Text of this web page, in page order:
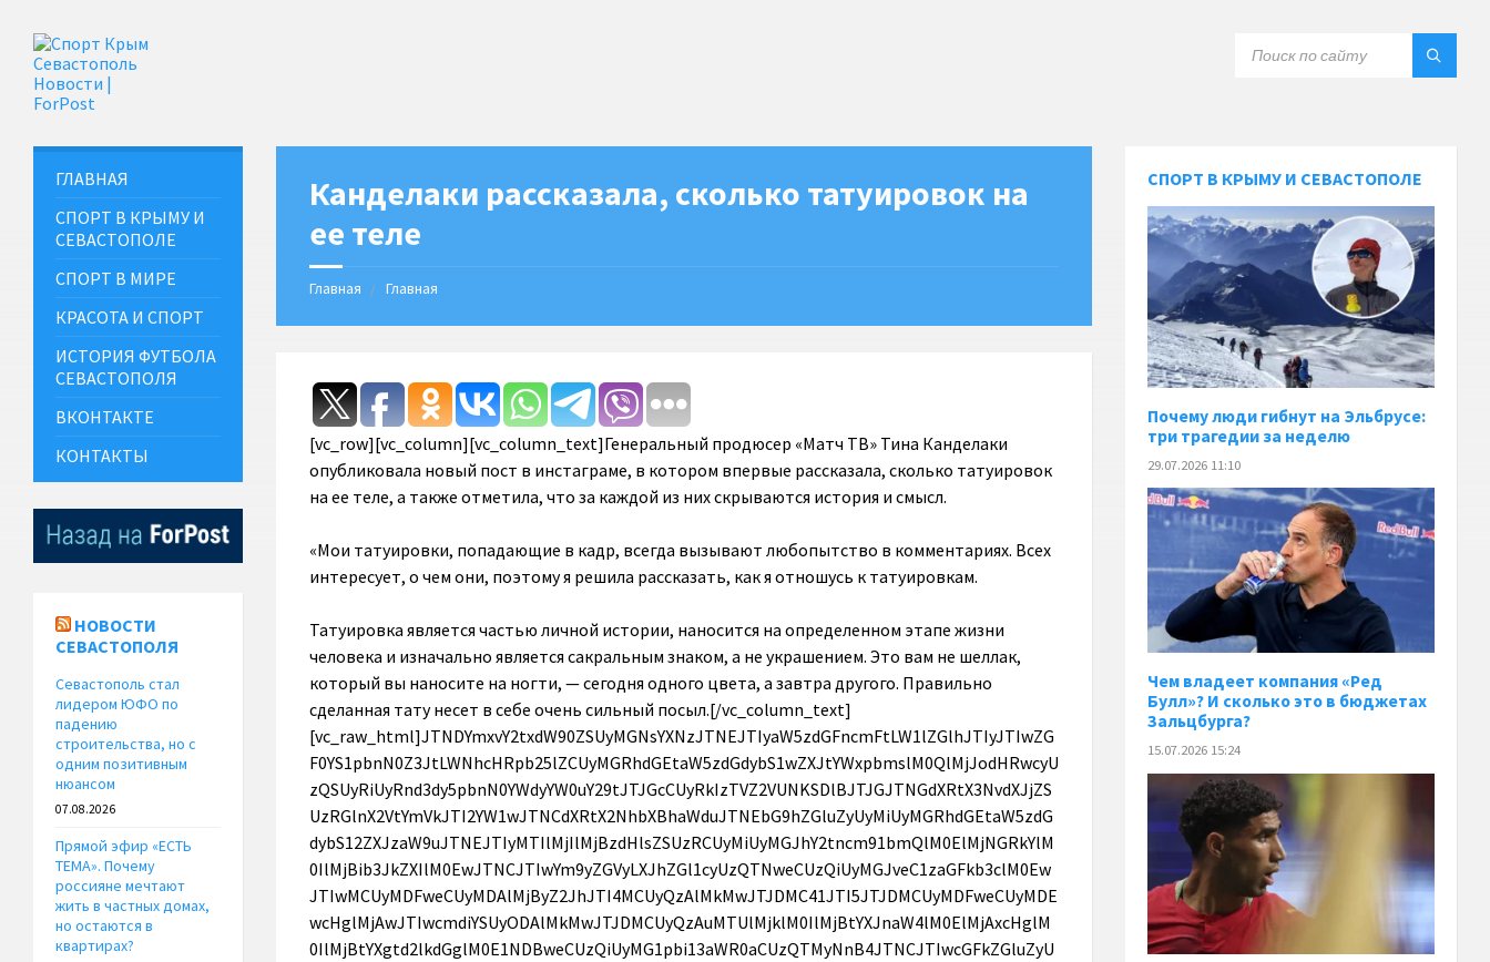
Канделаки рассказала, сколько татуировок на
ее теле
Главная Главная
[vc_row][vc_column][vc_column_text]Генеральный продюсер «Матч ТВ» Тина Канделаки
опубликовала новый пост в инстаграме, в котором впервые рассказала, сколько татуировок
на ее теле, а также отметила, что за каждой из них скрываются история и смысл.
«Мои татуировки, попадающие в кадр, всегда вызывают любопытство в комментариях. Всех
интересует, о чем они, поэтому я решила рассказать, как я отношусь к татуировкам.
Татуировка является частью личной истории, наносится на определенном этапе жизни человека и изначально является сакральным знаком, а не украшением. Это вам не шеллак, который вы наносите на ногти, — сегодня одного цвета, а завтра другого. Правильно сделанная тату несет в себе очень сильный посыл.[/vc_column_text][vc_raw_html]JTNDYmxvY2txdW90ZSUyMGNsYXNzJTNEJTIyaW5zdGFncmFtLW1lZGlhJTIyJTIwZGF0YS1pbnN0Z3JtLWNhcHRpb25lZCUyMGRhdGEtaW5zdGdybS1wZXJtYWxpbmslM0QlMjJodHRwcyUzQSUyRiUyRnd3dy5pbnN0YWdyYW0uY29tJTJGcCUyRkIzTVZ2VUNKSDlBJTJGJTNGdXRtX3NvdXJjZSUzRGlnX2VtYmVkJTI2YW1wJTNCdXRtX2NhbXBhaWduJTNEbG9hZGluZyUyMiUyMGRhdGEtaW5zdGdybS12ZXJzaW9uJTNEJTIyMTIlMjIlMjBzdHlsZSUzRCUyMiUyMGJhY2tncm91bmQlM0ElMjNGRkYlM0IlMjBib3JkZXIlM0EwJTNCJTIwYm9yZGVyLXJhZGl1cyUzQTNweCUzQiUyMGJveC1zaGFkb3clM0EwJTIwMCUyMDFweCUyMDAlMjByZ2JhJTI4MCUyQzAlMkMwJTJDMC41JTI5JTJDMCUyMDFweCUyMDEwcHglMjAwJTIwcmdiYSUyODAlMkMwJTJDMCUyQzAuMTUlMjklM0IlMjBtYXJnaW4lM0ElMjAxcHglM0IlMjBtYXgtd2lkdGglM0E1NDBweCUzQiUyMG1pbi13aWR0aCUzQTMyNnB4JTNCJTIwcGFkZGluZyUzQTAlM0IlMjB3aWR0aCUzQTk5LjM3NSUyNSUzQiUyMHdpZHRoJTNBLXdlYmtpdC1jYWxjJTI4MTAwJTI1JTIwLSUyMDJweCUyOSUzQiUyMHdpZHRoJTNBY2FsYyUyODEwMCUyNSUyMC0lMjAycHglMjklM0IlMjIlM0UlM0NkaXYlMjBzdHlsZSUzRCUyMnBhZGRpbmclM0ExNnB4JTNCJTIyJTNFJTIwJTNDYSUyMGhyZWYlM0QlMjJodHRwcyUzQSUyRiUyRnd3dy5pbnN0YWdyYW0uY29tJTJGcCUyRkIzTVZ2VUNKSDlBJTJGJTNGdXRtX3NvdXJjZSUzRGlnX2VtYmVkJTI2YW1wJTNCdXRtX2NhbXBhaWduJTNEbG9hZGluZyUyMiUyMHN0eWxlJTNEJTIyJTIwYmFja2dyb3VuZCUzQSUyM0ZGRkZGRiUzQiUyMGxpbmUtaGVpZ2h0JTNBMCUzQiUyMHBhZGRpbmclM0EwJTIwMCUzQiUyMHRleHQtYWxpZ24lM0FjZW50ZXIlM0IlMjB0ZXh0LWRlY29yYXRpb24lM0Fub25lJTNCJTIwd2lkdGglM0ExMDAlMjUlM0IlMjIlMjB0YXJnZXQlM0QlMjJfYmxhbmslMjIlM0UlMjAlM0NkaXYlMjBzdHlsZSUzRCUyMiUyMGRpc3BsYXklM0ElMjBmbGV4JTNCJTIwZmxleC1kaXJlY3Rpb24lM0ElMjByb3clM0IlMjBhbGlnbi1pdGVtcyUzQSUyMGNlbnRlciUzQiUyMiUzRSUyMCUzQ2RpdiUyMHN0eWxlJTNEJTIyYmFja2dyb3VuZC1jb2xvciUzQSUyMCUyM0Y0RjRGNCUzQiUyMGJvcmRlci1yYWRpdXMlM0ElMjA1MCUyNSUzQiUyMGZsZXgtZ3JvdyUzQSUyMDAlM0IlMjBoZWlnaHQlM0ElMjA0MHB4JTNCJTIwbWFyZ2luLXJpZ2h0JTNBJTIwMTRweCUzQiUyMHdpZHRoJTNBJTIwNDBweCUzQiUyMiUzRSUzQyUyRmRpdiUzRSUyMCUzQ2RpdiUyMHN0eWxlJTNEJTIyZGlzcGxheSUzQSUyMGZsZXglM0IlMjBmbGV4LWRpcmVjdGlvbiUzQSUyMGNvbHVtbiUzQiUyMGZsZXgtZ3JvdyUzQSUyMDElM0IlMjBqdXN0aWZ5LWNvbnRlbnQlM0ElMjBjZW50ZXIlM0IlMjIlM0UlMjAlM0NkaXYlMjBzdHlsZSUzRCUyMiUyMGJhY2tncm91bmQtY29sb3IlM0ElMjAlMjNGNEY0RjQlM0IlMjBib3JkZXItcmFkaXVzJTNBJTIwNHB4JTNCJTIwZmxleC1ncm93JTNBJTIwMCUzQiUyMGhlaWdodCUzQSUyMDE0cHglM0IlMjBtYXJnaW4tYm90dG9tJTNBJTIwNnB4JTNCJTIwd2lkdGglM0ElMjAxMDBweCUzQiUyMiUzRSUzQyUyRmRpdiUzRSUyMCUzQ2RpdiUyMHN0eWxlJTNEJTIyJTIwYmFja2dyb3VuZC1jb2xvciUzQSUyMCUyM0Y0RjRGNCUzQiUyMGJvcmRlci1yYWRpdXMlM0ElMjA0cHglM0IlMjBmbGV4LWdyb3clM0ElMjAwJTNCJTIwaGVpZ2h0JTNBJTIwMTRweCUzQiUyMHdpZHRoJTNBJTIwNjBweCUzQiUyMiUzRSUzQyUyRmRpdiUzRSUzQyUyRmRpdiUzRSUzQyUyRmRpdiUzRSUzQ2RpdiUyMHN0eWxlJTNEJTIycGFkZGluZyUzQSUyMDE5JTI1JTIwMCUzQiUyMiUzRSUzQyUyRmRpdiUzRSUyMCUzQ2RpdiUyMHN0eWxlJTNEJTIyZGlzcGxheSUzQWJsb2NrJTNCJTIwaGVpZ2h0JTNBNTBweCUzQiUyMG1hcmdpbiUzQTAlMjBhdXRvJTIwMTJweCUzQiUyMHdpZHRoJTNBNTBweCUzQiUyMiUzRSUzQ3N2ZyUyMHdpZHRoJTNEJTIyNTBweCUyMiUyMGhlaWdodCUzRCUyMjUwcHglMjIlMjB2aWV3Qm94JTNEJTIyMCUyMDAlMjA2MCUyMDYwJTIyJTIwdmVyc2lvbiUzRCUyMjEuMSUyMiUyMHhtbG5zJTNEJTIyaHR0cHMlM0ElMkYlMkZ3d3cudzMub3JnJTJGMjAwMCUyRnN2ZyUyMiUyMHhtbG5zJTNBeGxpbmslM0QlMjJodHRwcyUzQSUyRiUyRnd3dy53My5vcmclMkYxOTk5JTJGeGxpbmslMjIlM0UlM0NnJTIwc3Ryb2tlJTNEJTIybm9uZSUyMiUyMHN0cm9rZS13aWR0aCUzRCUyMjElMjIlMjBmaWxsJTNEJTIybm9uZSUyMiUyMGZpbGwtcnVsZSUzRCUyMmV2ZW5vZGQlMjIlM0UlM0NnJTIwdHJhbnNmb3JtJTNEJTIydHJhbnNsYXRlJTI4LTUxMS4wMDAwMDAlMkMlMjAtMjAuMDAwMDAwJTI5JTIyJTIwZmlsbCUzRCUyMiUyMzAwMDAwMCUyMiUzRSUzQ2clM0UlM0NwYXRoJTIwZCUzRCUyMk01NTYuODY5JTJDMzAuNDElMjBDNTU0LjgxNCUyQzMwLjQxJTIwNTUzLjE0OCUyQzMyLjA3NiUyMDU1My4xNDglMkMzNC4xMzElMjBDNTUzLjE0OCUyQzM2LjE4NiUyMDU1NC44MTQlMkMzNy44NTIlMjA1NTYuODY5JTJDMzcuODUyJTIwQzU1OC45MjQlMkMzNy44NTIlMjA1NjAuNTklMkMzNi4xODYlMjA1NjAuNTklMkMzNC4xMzElMjBDNTYwLjU5JTJDMzIuMDc2JTIwNTU4LjkyNCUyQzMwLjQxJTIwNTU2Ljg2OSUyQzMwLjQxJTIwTTU0MSUyQzYwLjY1NyUyMEM1MzUuMTE0JTJDNjAuNjU3JTIwNTMwLjM0MiUyQzU1Ljg4NyUyMDUzMC4zNDIlMkM1MCUyMEM1MzAuMzQyJTJDNDQuMTE0JTIwNTM1LjExNCUyQzM5LjM0MiUyMDU0MSUyQzM5LjM0MiUyMEM1NDYuODg3JTJDMzkuMzQyJTIwNTUxLjY1OCUyQzQ0LjExNCUyMDU1MS42NTglMkM1MCUyMEM1NTEuNjU4JTJDNTUuODg3JTIwNTQ2Ljg4NyUyQzYwLjY1NyUyMDU0MSUyQzYwLjY1NyUyME01NDElMkMzMy44ODYlMjBDNTMyLjElMkMzMy44ODYlMjA1MjQuODg2JTJDNDEuMSUyMDUyNC44ODYlMkM1MCUyMEM1MjQuODg2JTJDNTguODk5JTIwNTMyLjElMkM2Ni4xMTMlMjA1NDElMkM2Ni4xMTMlMjBDNTQ5LjklMkM2Ni4xMTMlMjA1NTcuMTE1JTJDNTguODk5JTIwNTU3LjExNSUyQzUwJTIwQzU1Ny4xMTUlMkM0MS4xJTIwNTQ5LjklMkMzMy44ODYlMjA1NDElMkMzMy44ODYlMjBNNTY1LjM3OCUyQzYyLjEwMSUyMEM1NjUuMjQ0JTJDNjUuMDIyJTIwNTY0Ljc1NiUyQzY2LjYwNiUyMDU2NC4zNDYlMkM2Ny42NjMlMjBDNTYzLjgwMyUyQzY5LjA2JTIwNTYzLjE1NCUyQzcwLjA1NyUyMDU2Mi4xMDYlMkM3MS4xMDYlMjBDNTYxLjA1OCUyQzcyLjE1NSUyMDU2MC4wNiUyQzcyLjgwMyUyMDU1OC42NjIlMkM3My4zNDclMjBDNTU3LjYwNyUyQzczLjc1NyUyMDU1Ni4wMjElMkM3NC4yNDQlMjA1NTMuMTAyJTJDNzQuMzc4JTIwQzU0OS45NDQlMkM3NC41MjElMjA1NDguOTk3JTJDNzQuNTUyJTIwNTQxJTJDNzQuNTUyJTIwQzUzMy4wMDMlMkM3NC41NTIlMjA1MzIuMDU2JTJDNzQuNTIxJTIwNTI4Ljg5OCUyQzc0LjM3OCUyMEM1MjUuOTc5JTJDNzQuMjQ0JTIwNTI0LjM5MyUyQzczLjc1NyUyMDUyMy4zMzglMkM3My4zNDclMjBDNTIxLjk0JTJDNzIuODAzJTIwNTIwLjk0MiUyQzcyLjE1NSUyMDUxOS44OTQlMkM3MS4xMDYlMjBDNTE4Ljg0NiUyQzcwLjA1NyUyMDUxOC4xOTclMkM2OS4wNiUyMDUxNy42NTQlMkM2Ny42NjMlMjBDNTE3LjI0NCUyQzY2LjYwNiUyMDUxNi43NTUlMkM2NS4wMjIlMjA1MTYuNjIzJTJDNjIuMTAxJTIwQzUxNi40NzklMkM1OC45NDMlMjA1MTYuNDQ4JTJDNTcuOTk2JTIwNTE2LjQ0OCUyQzUwJTIwQzUxNi40NDglMkM0Mi4wMDMlMjA1MTYuNDc5JTJDNDEuMDU2JTIwNTE2LjYyMyUyQzM3Ljg5OSUyMEM1MTYuNzU1JTJDMzQuOTc4JTIwNTE3LjI0NCUyQzMzLjM5MSUyMDUxNy42NTQlMkMzMi4zMzglMjBDNTE4LjE5NyUyQzMwLjkzOCUyMDUxOC44NDYlMkMyOS45NDIlMjA1MTkuODk0JTJDMjguODk0JTIwQzUyMC45NDIlMkMyNy44NDYlMjA1MjEuOTQlMkMyNy4xOTYlMjA1MjMuMzM4JTJDMjYuNjU0JTIwQzUyNC4zOTMlMkMyNi4yNDQlMjA1MjUuOTc5JTJDMjUuNzU2JTIwNTI4Ljg5OCUyQzI1LjYyMyUyMEM1MzIuMDU3JTJDMjUuNDc5JTIwNTMzLjAwNCUyQzI1LjQ0OCUyMDU0MSUyQzI1LjQ0OCUyMEM1NDguOTk3JTJDMjUuNDQ4JTIwNTQ5Ljk0MyUyQzI1LjQ3OSUyMDU1My4xMDIlMkMyNS42MjMlMjBDNTU2LjAyMSUyQzI1Ljc1NiUyMDU1Ny42MDclMkMyNi4yNDQlMjA1NTguNjYyJTJDMjYuNjU0JTIwQzU2MC4wNiUyQzI3LjE5NiUyMDU2MS4wNTglMkMyNy44NDYlMjA1NjIuMTA2JTJDMjguODk0JTIwQzU2My4xNTQlMkMyOS45NDIlMjA1NjMuODAzJTJDMzAuOTM4JTIwNTY0LjM0NiUyQzMyLjMzOCUyMEM1NjQuNzU2JTJDMzMuMzkxJTIwNTY1LjI0NCUyQzM0Ljk3OCUyMDU2NS4zNzglMkMzNy44OTklMjBDNTY1LjUyMiUyQzQxLjA1NiUyMDU2NS41NTIlMkM0Mi4wMDMlMjA1NjUuNTUyJTJDNTAlMjBDNTY1LjU1MiUyQzU3Ljk5NiUyMDU2NS41MjIlMkM1OC45NDMlMjA1NjUuMzc4JTJDNjIuMTAxJTIwTTU3MC44MiUyQzM3LjYzMSUyMEM1NzAuNjc0JTJDMzQuNDM4JTIwNTcwLjE2NyUyQzMyLjI1OCUyMDU2OS40MjUlMkMzMC4zNDklMjBDNTY4LjY1OSUyQzI4LjM3NyUyMDU2Ny42MzMlMkMyNi43MDIlMjA1NjUuOTY1JTJDMjUuMDM1JTIwQzU2NC4yOTclMkMyMy4zNjglMjA1NjIuNjIzJTJDMjIuMzQyJTIwNTYwLjY1MiUyQzIxLjU3NSUyMEM1NTguNzQzJTJDMjAuODM0JTIwNTU2LjU2MiUyQzIwLjMyNiUyMDU1My4zNjklMkMyMC4xOCUyMEM1NTAuMTY5JTJDMjAuMDMzJTIwNTQ5LjE0OCUyQzIwJTIwNTQxJTJDMjAlMjBDNTMyLjg1MyUyQzIwJTIwNTMxLjgzMSUyQzIwLjAzMyUyMDUyOC42MzElMkMyMC4xOCUyMEM1MjUuNDM4JTJDMjAuMzI2JTIwNTIzLjI1NyUyQzIwLjgzNCUyMDUyMS4zNDklMkMyMS41NzUlMjBDNTE5LjM3NiUyQzIyLjM0MiUyMDUxNy43MDMlMkMyMy4zNjglMjA1MTYuMDM1JTJDMjUuMDM1JTIwQzUxNC4zNjglMkMyNi43MDIlMjA1MTMuMzQyJTJDMjguMzc3JTIwNTEyLjU3NCUyQzMwLjM0OSUyMEM1MTEuODM0JTJDMzIuMjU4JTIwNTExLjMyNiUyQzM0LjQzOCUyMDUxMS4xODElMkMzNy42MzElMjBDNTExLjAzNSUyQzQwLjgzMSUyMDUxMSUyQzQxLjg1MSUyMDUxMSUyQzUwJTIwQzUxMSUyQzU4LjE0NyUyMDUxMS4wMzUlMkM1OS4xNyUyMDUxMS4xODElMkM2Mi4zNjklMjBDNTExLjMyNiUyQzY1LjU2MiUyMDUxMS44MzQlMkM2Ny43NDMlMjA1MTIuNTc0JTJDNjkuNjUxJTIwQzUxMy4zNDIlMkM3MS42MjUlMjA1MTQuMzY4JTJDNzMuMjk2JTIwNTE2LjAzNSUyQzc0Ljk2NSUyMEM1MTcuNzAzJTJDNzYuNjM0JTIwNTE5LjM3NiUyQzc3LjY1OCUyMDUyMS4zNDklMkM3OC40MjUlMjBDNTIzLjI1NyUyQzc5LjE2NyUyMDUyNS40MzglMkM3OS42NzMlMjA1MjguNjMxJTJDNzkuODIlMjBDNTMxLjgzMSUyQzc5Ljk2NSUyMDUzMi44NTMlMkM4MC4wMDElMjA1NDElMkM4MC4wMDElMjBDNTQ5LjE0OCUyQzgwLjAwMSUyMDU1MC4xNjklMkM3OS45NjUlMjA1NTMuMzY5JTJDNzkuODIlMjBDNTU2LjU2MiUyQzc5LjY3MyUyMDU1OC43NDMlMkM3OS4xNjclMjA1NjAuNjUyJTJDNzguNDI1JTIwQzU2Mi42MjMlMkM3Ny42NTglMjA1NjQuMjk3JTJDNzYuNjM0JTIwNTY1Ljk2NSUyQzc0Ljk2NSUyMEM1NjcuNjMzJTJDNzMuMjk2JTIwNTY4LjY1OSUyQzcxLjYyNSUyMDU2OS40MjUlMkM2OS42NTElMjBDNTcwLjE2NyUyQzY3Ljc0MyUyMDU3MC42NzQlMkM2NS41NjIlMjA1NzAuODIlMkM2Mi4zNjklMjBDNTcwLjk2NiUyQzU5LjE3JTIwNTcxJTJDNTguMTQ3JTIwNTcxJTJDNTAlMjBDNTcxJTJDNDEuODUxJTIwNTcwLjk2NiUyQzQwLjgzMSUyMDU3MC44MiUyQzM3LjYzMSUyMiUzRSUzQyUyRnBhdGglM0UlM0MlMkZnJTNFJTNDJTJGZyUzRSUzQyUyRmclM0UlM0MlMkZzdmclM0UlM0MlMkZkaXYlM0UlM0NkaXYlMjBzdHlsZSUzRCUyMnBhZGRpbmctdG9wJTNBJTIwOHB4JTNCJTIyJTNFJTIwJTNDZGl2JTIwc3R5bGUlM0QlMjIlMjBjb2xvciUzQSUyMzM4OTdmMCUzQiUyMGZvbnQtZmFtaWx5JTNBQXJpYWwlMkNzYW5zLXNlcmlmJTNCJTIwZm9udC1zaXplJTNBMTRweCUzQiUyMGZvbnQtc3R5bGUlM0Fub3JtYWwlM0IlMjBmb250LXdlaWdodCUzQTU1MCUzQiUyMGxpbmUtaGVpZ2h0JTNBMThweCUzQiUyMiUzRSUyMCVEMCU5RiVEMCVCRSVEMSU4MSVEMCVCQyVEMCVCRSVEMSU4MiVEMSU4MCVEMCVCNSVEMSU4MiVEMSU4QyUyMCVEMSU4RCVEMSU4MiVEMSU4MyUyMCVEMCVCRiVEMSU4MyVEMCVCMSVEMCVCQiVEMCVCOCVEMCVCQSVEMCVCMCVEMSU4NiVEMCVCOCVEMSU4RSUyMCVEMCVCMiUyMEluc3RhZ3JhbSUzQyUyRmRpdiUzRSUzQyUyRmRpdiUzRSUzQ2RpdiUyMHN0eWxlJTNEJTIycGFkZGluZyUzQSUyMDEyLjUlMjUlMjAwJTNCJTIyJTNFJTNDJTJGZGl2JTNFJTIwJTNDZGl2JTIwc3R5bGUlM0QlMjJkaXNwbGF5JTNBJTIwZmxleCUzQiUyMGZsZXgtZGlyZWN0aW9uJTNBJTIwcm93JTNCJTIwbWFyZ2luLWJvdHRvbSUzQSUyMDE0cHglM0IlMjBhbGlnbi1pdGVtcyUzQSUyMGNlbnRlciUzQiUyMiUzRSUzQ2RpdiUzRSUyMCUzQ2RpdiUyMHN0eWxlJTNEJTIyYmFja2dyb3VuZC1jb2xvciUzQSUyMCUyM0Y0RjRGNCUzQiUyMGJvcmRlci1yYWRpdXMlM0ElMjA1MCUyNSUzQiUyMGhlaWdodCUzQSUyMDEyLjVweCUzQiUyMHdpZHRoJTNBJTIwMTIuNXB4JTNCJTIwdHJhbnNmb3JtJTNBJTIwdHJhbnNsYXRlWCUyODBweCUyOSUyMHRyYW5zbGF0ZVklMjg3cHglMjklM0IlMjIlM0UlM0MlMkZkaXYlM0UlMjAlM0NkaXYlMjBzdHlsZSUzRCUyMmJhY2tncm91bmQtY29sb3IlM0ElMjAlMjNGNEY0RjQlM0IlMjBoZWlnaHQlM0ElMjAxMi41cHglM0IlMjB0cmFuc2Zvcm0lM0ElMjByb3RhdGUlMjgtNDVkZWclMjklMjB0cmFuc2xhdGVYJTI4M3B4JTI5JTIwdHJhbnNsYXRlWSUyODFweCUyOSUzQiUyMHdpZHRoJTNBJTIwMTIuNXB4JTNCJTIwZmxleC1ncm93JTNBJTIwMCUzQiUyMG1hcmdpbi1yaWdodCUzQSUyMDE0cHglM0IlMjBtYXJnaW4tbGVmdCUzQSUyMDJweCUzQiUyMiUzRSUzQyUyRmRpdiUzRSUyMCUzQ2RpdiUyMHN0eWxlJTNEJTIyYmFja2dyb3VuZC1jb2xvciUzQSUyMCUyM0Y0RjRGNCUzQiUyMGJvcmRlci1yYWRpdXMlM0ElMjA1MCUyNSUzQiUyMGhlaWdodCUzQSUyMDEyLjVweCUzQiUyMHdpZHRoJTNBJTIwMTIuNXB4JTNCJTIwdHJhbnNmb3JtJTNBJTIwdHJh
ГЛАВНАЯ
СПОРТ В КРЫМУ И
СЕВАСТОПОЛЕ
СПОРТ В МИРЕ
КРАСОТА И СПОРТ
ИСТОРИЯ ФУТБОЛА
СЕВАСТОПОЛЯ
ВКОНТАКТЕ
КОНТАКТЫ
НОВОСТИ
СЕВАСТОПОЛЯ
Севастополь стал
лидером ЮФО по
падению
строительства, но с
одним позитивным
нюансом
07.08.2026
Прямой эфир «ЕСТЬ
ТЕМА». Почему
россияне мечтают
жить в частных домах,
но остаются в
квартирах?
СПОРТ В КРЫМУ И СЕВАСТОПОЛЕ
Почему люди гибнут на Эльбрусе:
три трагедии за неделю
29.07.2026 11:10
Чем владеет компания «Ред
Булл»? И сколько это в бюджетах
Зальцбурга?
15.07.2026 15:24